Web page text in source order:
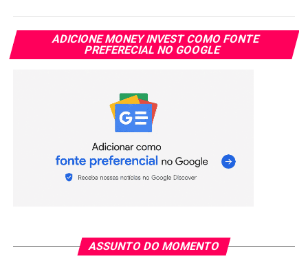
No pregão de hoje, a moeda estava sendo negociada a
US$ 0,0004986, acumulando essa alta expressiva nas
últimas 24 horas. A capitalização de mercado já passa de
Compartilhar:
CopyWhatsAppFacebook
Reddit
ADICIONE MONEY INVEST COMO FONTE
PREFERECIAL NO GOOGLE
ASSUNTO DO MOMENTO